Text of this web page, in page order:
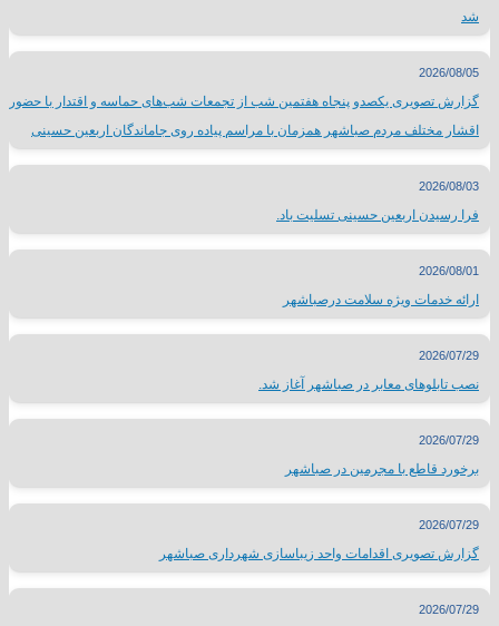
شد
2026/08/05
گزارش تصویری یکصدو پنجاه هفتمین شب از تجمعات شب‌های حماسه و اقتدار با حضور
اقشار مختلف مردم صباشهر همزمان با مراسم پیاده روی جاماندگان اربعین حسینی
2026/08/03
فرا رسیدن اربعین حسینی تسلیت باد.
2026/08/01
ارائه خدمات ویژه سلامت درصباشهر
2026/07/29
نصب تابلوهای معابر در صباشهر آغاز شد.
2026/07/29
برخورد قاطع با مجرمین در صباشهر
2026/07/29
گزارش تصویری اقدامات واحد زیباسازی شهرداری صباشهر
2026/07/29